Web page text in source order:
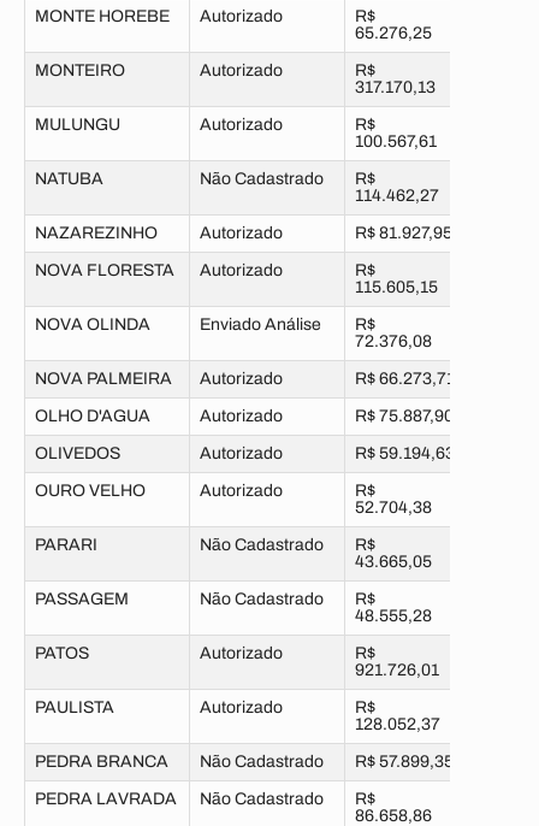
MONTE HOREBE Autorizado
R$
65.276,25
MONTEIRO Autorizado
R$
317.170,13
MULUNGU Autorizado
R$
100.567,61
NATUBA Não Cadastrado
R$
114.462,27
NAZAREZINHO Autorizado R$ 81.927,95
NOVA FLORESTA Autorizado
R$
115.605,15
NOVA OLINDA Enviado Análise
R$
72.376,08
NOVA PALMEIRA Autorizado R$ 66.273,71
OLHO D'AGUA Autorizado R$ 75.887,90
OLIVEDOS Autorizado R$ 59.194,63
OURO VELHO Autorizado
R$
52.704,38
PARARI Não Cadastrado
R$
43.665,05
PASSAGEM Não Cadastrado
R$
48.555,28
PATOS Autorizado
R$
921.726,01
PAULISTA Autorizado
R$
128.052,37
PEDRA BRANCA Não Cadastrado R$ 57.899,35
PEDRA LAVRADA Não Cadastrado
R$
86.658,86